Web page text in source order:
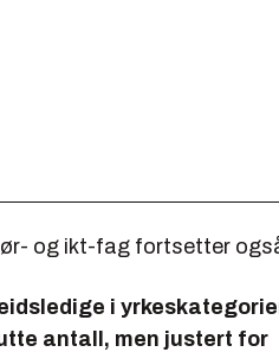
og ikt-fag fortsetter
i
antall, men justert for